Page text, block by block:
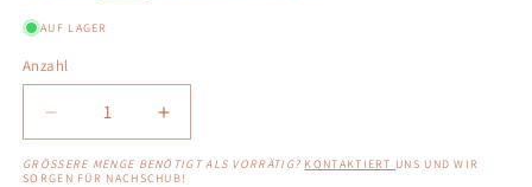
AUF LAGER
Anzahl
Anzahl
Verringere
die
Menge
Erhöhe
die
Menge
GRÖSSERE MENGE BENÖTIGT ALS VORRÄTIG? KONTAKTIERT UNS UND WIR
SORGEN FÜR NACHSCHUB!